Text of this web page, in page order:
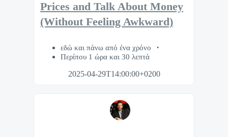
Prices and Talk About Money
(Without Feeling Awkward)
εδώ και πάνω από ένα χρόνο
Περίπου 1 ώρα και 30 λεπτά
2025-04-29T14:00:00+0200